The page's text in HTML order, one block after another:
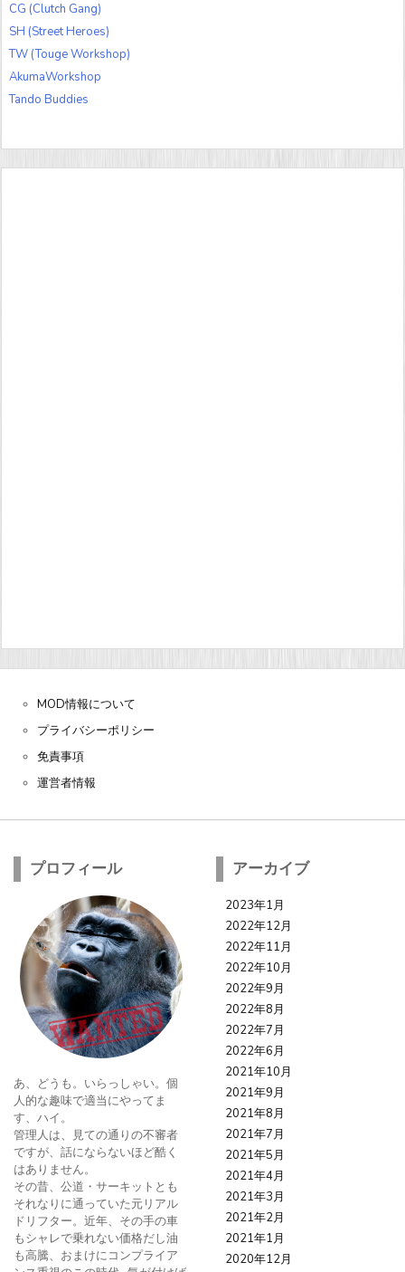
CG (Clutch Gang)
SH (Street Heroes)
TW (Touge Workshop)
AkumaWorkshop
Tando Buddies
MOD情報について
プライバシーポリシー
免責事項
運営者情報
プロフィール
あ、どうも。いらっしゃい。個
人的な趣味で適当にやってま
す、ハイ。
管理人は、見ての通りの不審者
ですが、話にならないほど酷く
はありません。
その昔、公道・サーキットとも
それなりに通っていた元リアル
ドリフター。近年、その手の車
もシャレで乗れない価格だし油
も高騰、おまけにコンプライア
アーカイブ
2023年1月
2022年12月
2022年11月
2022年10月
2022年9月
2022年8月
2022年7月
2022年6月
2021年10月
2021年9月
2021年8月
2021年7月
2021年5月
2021年4月
2021年3月
2021年2月
2021年1月
2020年12月